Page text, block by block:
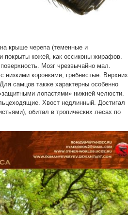
крыше черепа (теменные и
покрыты кожей, как оссиконы жирафов.
Мозг чрезвычайно мал.
коронками, гребнистые. Верхних
самцов также характерны особенно
лопастями» нижней челюсти.
Хвост недлинный. Достигал
обитал в тропических лесах по